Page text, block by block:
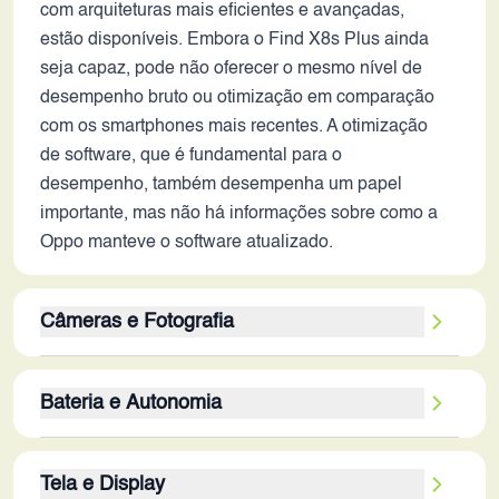
com arquiteturas mais eficientes e avançadas,
estão disponíveis. Embora o Find X8s Plus ainda
seja capaz, pode não oferecer o mesmo nível de
desempenho bruto ou otimização em comparação
com os smartphones mais recentes. A otimização
de software, que é fundamental para o
desempenho, também desempenha um papel
importante, mas não há informações sobre como a
Oppo manteve o software atualizado.
Câmeras e Fotografia
sugere um sistema versátil, capaz de capturar
imagens com alta resolução e detalhes. A presença
importante, pois minimiza a trepidação e garante
Bateria e Autonomia
considerável, indicando uma boa autonomia para
Tela e Display